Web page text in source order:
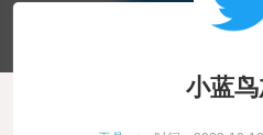
小蓝